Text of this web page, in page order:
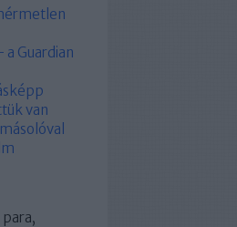
Guardian
van
para,